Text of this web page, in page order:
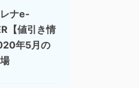
ナe-
【値引き情
年5月の